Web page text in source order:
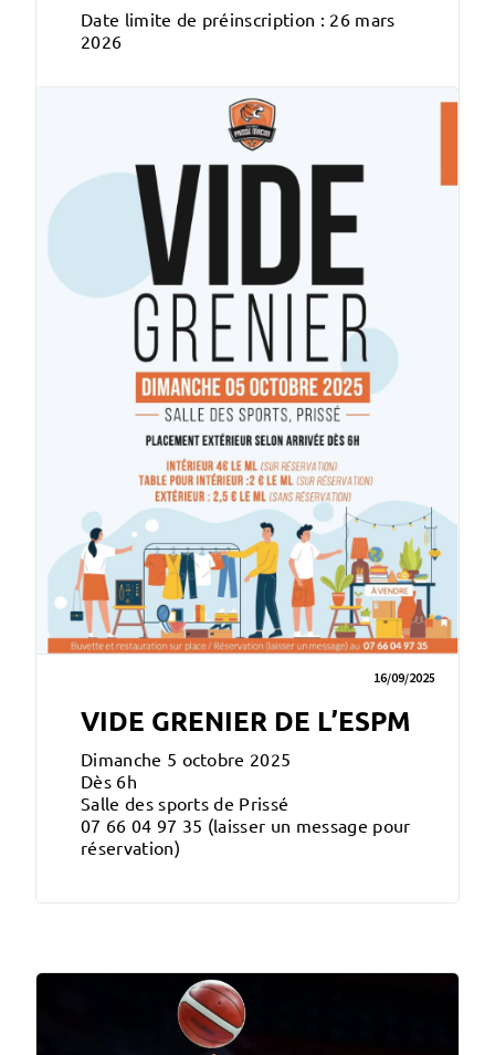
Date limite de préinscription : 26 mars
2026
16/09/2025
VIDE GRENIER DE L’ESPM
Dimanche 5 octobre 2025
Dès 6h
Salle des sports de Prissé
07 66 04 97 35 (laisser un message pour
réservation)